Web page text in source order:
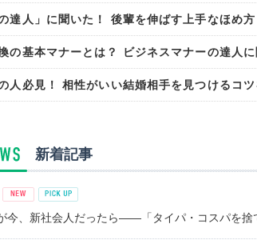
の達人」に聞いた！ 後輩を伸ばす上手なほめ方
の基本マナーとは？ ビジネスマナーの達人
人必見！ 相性がいい結婚相手を見つけるコ
新着記事
今、新社会人だったら――「タイパ・コスパを捨